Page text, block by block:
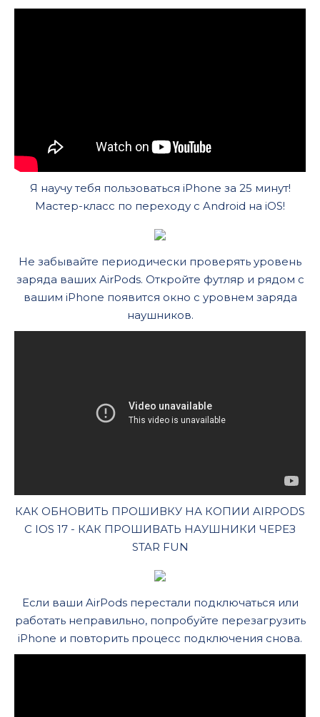
Я научу тебя пользоваться iPhone за 25 минут!
Мастер-класс по переходу с Android на iOS!
Не забывайте периодически проверять уровень
заряда ваших AirPods. Откройте футляр и рядом с
вашим iPhone появится окно с уровнем заряда
наушников.
КАК ОБНОВИТЬ ПРОШИВКУ НА КОПИИ AIRPODS
C IOS 17 - КАК ПРОШИВАТЬ НАУШНИКИ ЧЕРЕЗ
STAR FUN
Если ваши AirPods перестали подключаться или
работать неправильно, попробуйте перезагрузить
iPhone и повторить процесс подключения снова.